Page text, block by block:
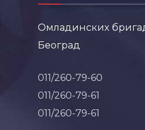
Омладинских
Београд
011/260-79-60
011/260-79-61
011/260-79-61